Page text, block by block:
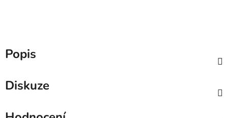
Popis
Diskuze